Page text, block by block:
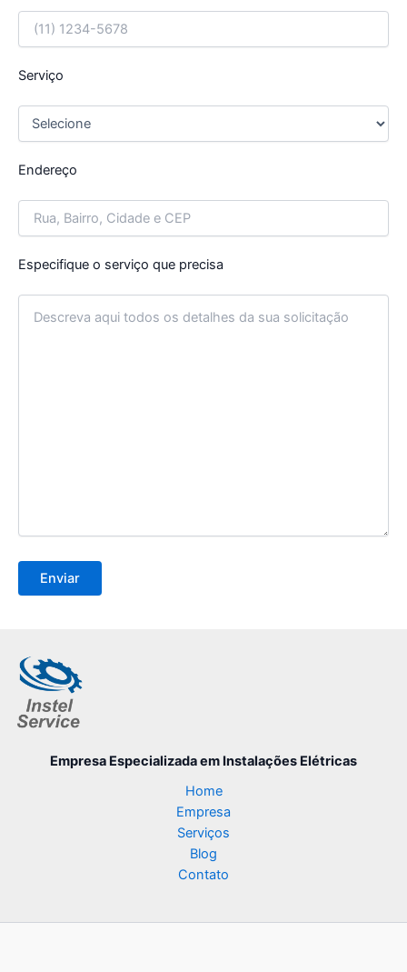
Serviço
Endereço
Especifique o serviço que precisa
Empresa Especializadaem Instalações Elétricas
Home
Empresa
Serviços
Blog
Contato